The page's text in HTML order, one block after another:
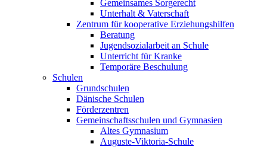
Gemeinsames Sorgerecht
Unterhalt & Vaterschaft
Zentrum für kooperative Erziehungshilfen
Beratung
Jugendsozialarbeit an Schule
Unterricht für Kranke
Temporäre Beschulung
Schulen
Grundschulen
Dänische Schulen
Förderzentren
Gemeinschaftsschulen und Gymnasien
Altes Gymnasium
Auguste-Viktoria-Schule